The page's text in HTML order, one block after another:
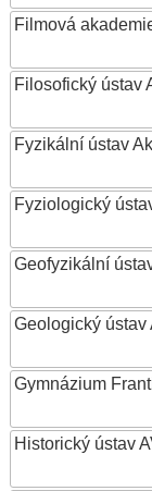
Filmová
Filosofický ústav
Fyzikální ústav
Fyziologický
Geofyzikální
Geologický ústav
Gymnázium
Historický ústav